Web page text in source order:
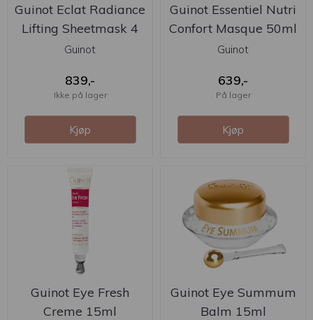
Guinot Eclat Radiance
Lifting Sheetmask 4
stk
Guinot
839,-
Ikke på lager
Kjøp
Guinot Essentiel Nutri
Confort Masque 50ml
Guinot
639,-
På lager
Kjøp
Guinot Eye Fresh
Creme 15ml
Guinot Eye Summum
Balm 15ml